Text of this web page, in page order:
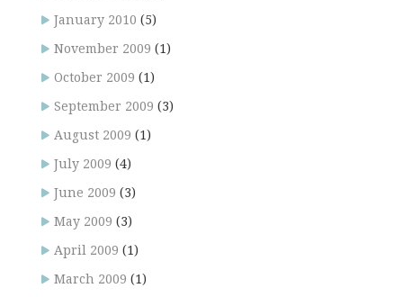
January 2010 (5)
November 2009 (1)
October 2009 (1)
September 2009 (3)
August 2009 (1)
July 2009 (4)
June 2009 (3)
May 2009 (3)
April 2009 (1)
March 2009 (1)